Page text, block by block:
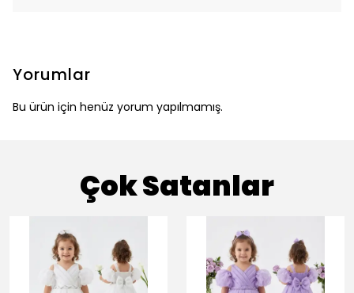
Yorumlar
Bu ürün için henüz yorum yapılmamış.
Çok Satanlar